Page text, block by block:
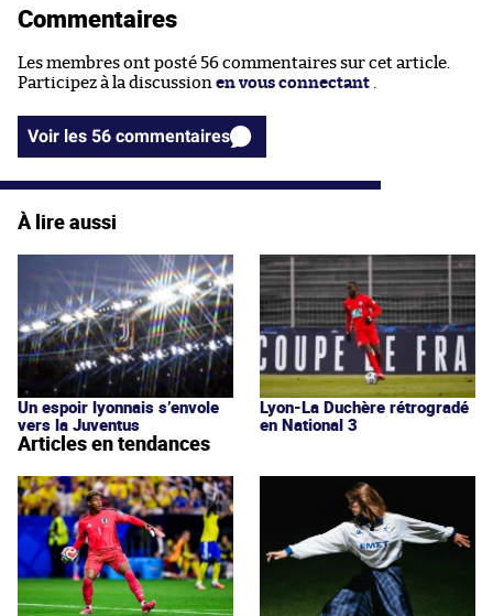
Commentaires
Les membres ont posté 56 commentaires sur cet article.
Participez à la discussion en vous connectant .
Voir les 56 commentaires
À lire aussi
Un espoir lyonnais s’envole
vers la Juventus
Lyon-La Duchère rétrogradé
en National 3
Articles en tendances